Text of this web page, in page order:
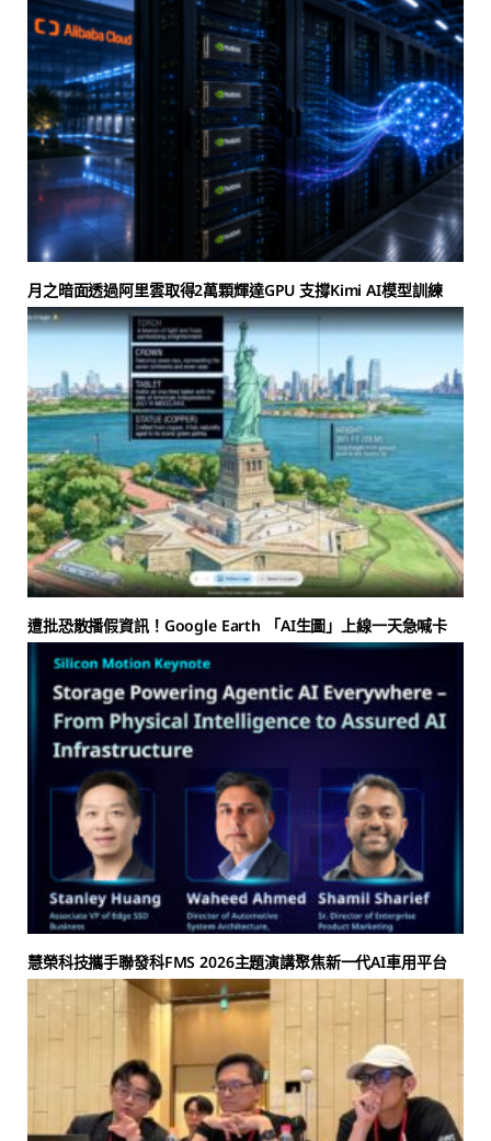
月之暗面透過阿里雲取得2萬顆輝達GPU 支撐Kimi AI模型訓練
遭批恐散播假資訊！Google Earth 「AI生圖」上線一天急喊卡
慧榮科技攜手聯發科FMS 2026主題演講聚焦新一代AI車用平台